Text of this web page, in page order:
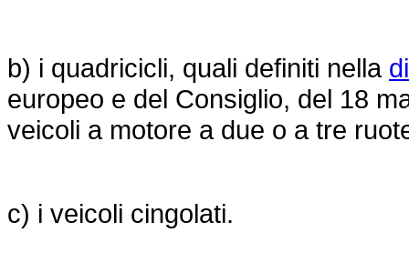
b) i quadricicli, quali definiti nella
europeo e del Consiglio, del 18
veicoli a motore a due o a tre
c) i veicoli cingolati.